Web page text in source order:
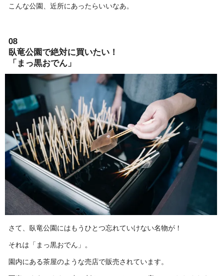
こんな公園、近所にあったらいいなあ。
08
臥竜公園で絶対に買いたい！
「まっ黒おでん」
さて、臥竜公園にはもうひとつ忘れていけない名物が！
それは「まっ黒おでん」。
園内にある茶屋のような売店で販売されています。